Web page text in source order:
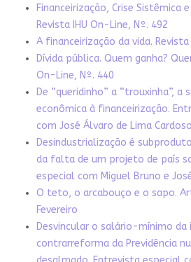
Financeirização, Crise Sistêmica
Revista IHU On-Line, Nº. 492
A financeirização da vida.
Dívida pública. Quem ganha?
On-Line, Nº. 440
De “queridinho” a “trouxinha”,
econômica à financeirização.
com José Álvaro de Lima Cardoso
Desindustrialização é
da falta de um projeto de país
especial com Miguel Bruno e
O teto, o arcabouço e o sapo.
Fevereiro
Desvincular o salário-mínimo
contrarreforma da Previdência